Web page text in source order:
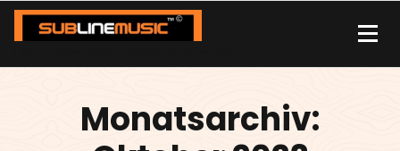
Zum
Inhalt
Monatsarchiv: